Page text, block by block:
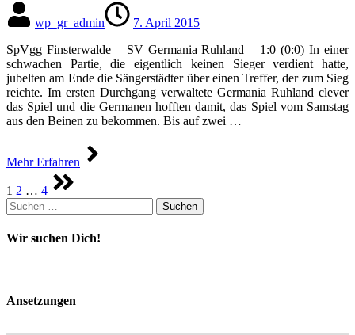
wp_gr_admin
7. April 2015
SpVgg Finsterwalde – SV Germania Ruhland – 1:0 (0:0) In einer
schwachen Partie, die eigentlich keinen Sieger verdient hatte,
jubelten am Ende die Sängerstädter über einen Treffer, der zum Sieg
reichte. Im ersten Durchgang verwaltete Germania Ruhland clever
das Spiel und die Germanen hofften damit, das Spiel vom Samstag
aus den Beinen zu bekommen. Bis auf zwei …
Mehr Erfahren
Seitennummerierung
der
Beiträge
1 2 … 4
Suchen
nach:
Wir suchen Dich!
Ansetzungen